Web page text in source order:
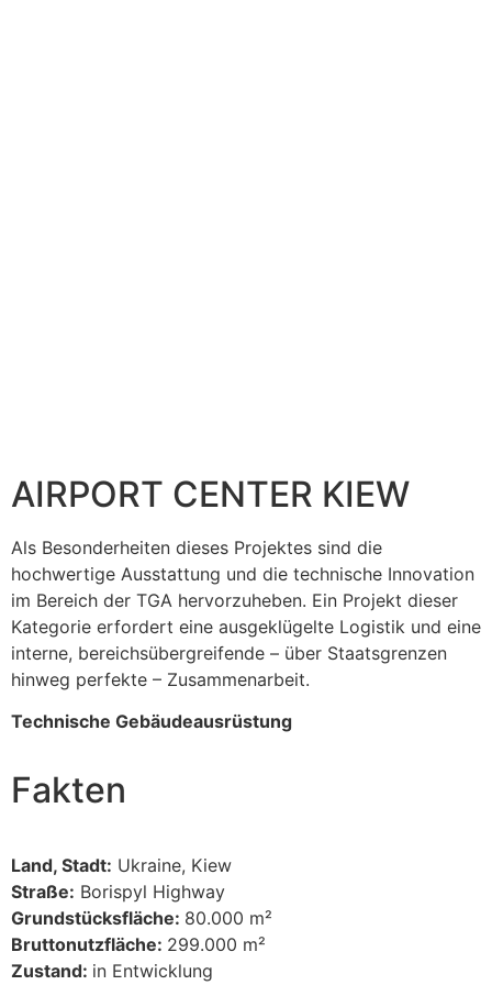
AIRPORT CENTER KIEW
Als Besonderheiten dieses Projektes sind die
hochwertige Ausstattung und die technische Innovation
im Bereich der TGA hervorzuheben. Ein Projekt dieser
Kategorie erfordert eine ausgeklügelte Logistik und eine
interne, bereichsübergreifende – über Staatsgrenzen
hinweg perfekte – Zusammenarbeit.
Technische Gebäudeausrüstung
Fakten
Land, Stadt: Ukraine, Kiew
Straße: Borispyl Highway
Grundstücksfläche: 80.000 m²
Bruttonutzfläche: 299.000 m²
Zustand: in Entwicklung